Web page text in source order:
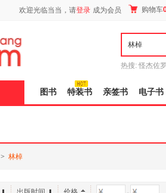
欢迎光临当当，请登录 成为会员 购物车
热搜: 怪杰佐
图书 特装书 亲签书 电子书
> 林棹